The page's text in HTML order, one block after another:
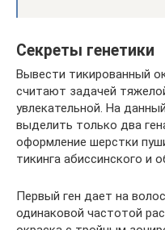
Секреты генетики
Вывести тикированный
считают задачей
увлекательной. На
выделить только два
оформление шерстки
тикинга абиссинского и
Первый ген дает на
одинаковой частотой